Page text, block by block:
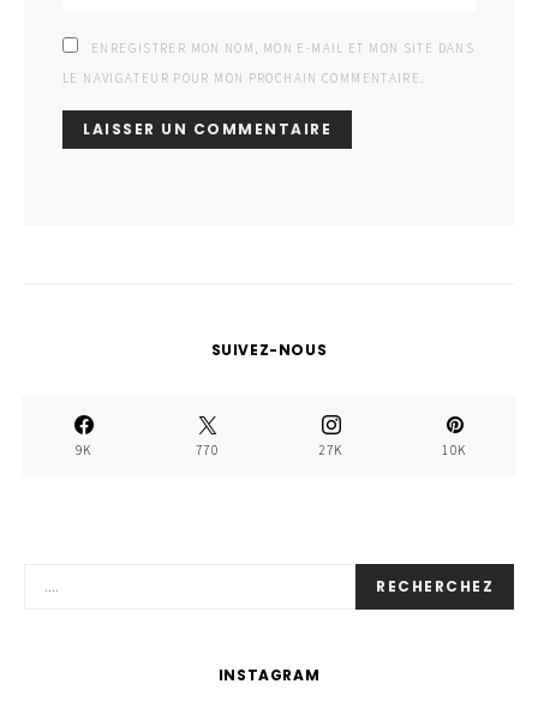
ENREGISTRER MON NOM, MON E-MAIL ET MON SITE DANS
LE NAVIGATEUR POUR MON PROCHAIN COMMENTAIRE.
SUIVEZ-NOUS
9K 770 27K 10K
RECHERCHEZ
INSTAGRAM